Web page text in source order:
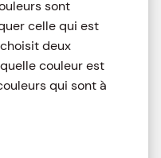
sont
celle qui est
deux
couleur est
qui sont à